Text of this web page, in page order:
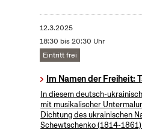
12.3.2025
18:30 bis 20:30 Uhr
Eintritt frei
Im Namen der Freiheit:
In diesem deutsch-
mit musikalischer
Dichtung des ukrainischen
Schewtschenko (1814-